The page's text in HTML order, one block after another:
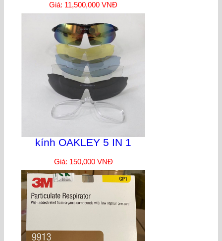
Giá: 11,500,000 VNĐ
kính OAKLEY 5 IN 1
Giá: 150,000 VNĐ